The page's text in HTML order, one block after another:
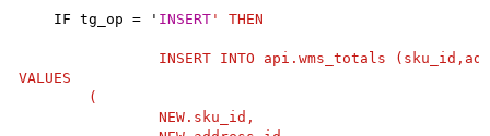
    IF tg_op = '
INSERT' THEN
VALUES